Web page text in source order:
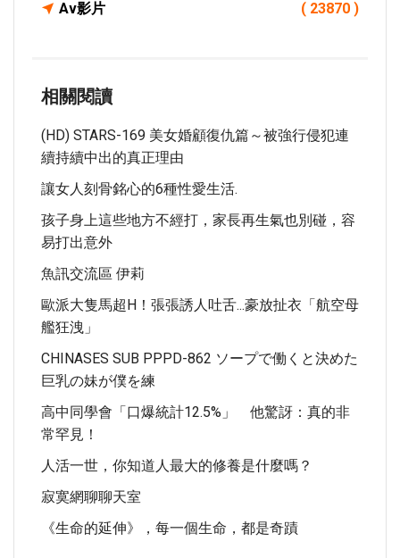
Av影片 ( 23870 )
相關閱讀
(HD) STARS-169 美女婚顧復仇篇～被強行侵犯連
續持續中出的真正理由
讓女人刻骨銘心的6種性愛生活.
孩子身上這些地方不經打，家長再生氣也別碰，容
易打出意外
魚訊交流區 伊莉
歐派大隻馬超H！張張誘人吐舌...豪放扯衣「航空母
艦狂洩」
CHINASES SUB PPPD-862 ソープで働くと決めた
巨乳の妹が僕を練
高中同學會「口爆統計12.5%」 他驚訝：真的非
常罕見！
人活一世，你知道人最大的修養是什麼嗎？
寂寞網聊聊天室
《生命的延伸》，每一個生命，都是奇蹟